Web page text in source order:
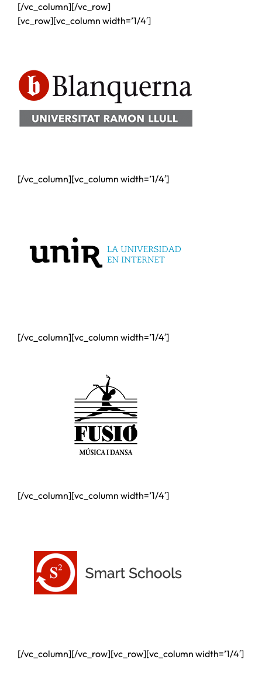
[/vc_column][/vc_row]
[vc_row][vc_column width=’1/4′]
[/vc_column][vc_column width=’1/4′]
[/vc_column][vc_column width=’1/4′]
[/vc_column][vc_column width=’1/4′]
[/vc_column][/vc_row][vc_row][vc_column width=’1/4′]